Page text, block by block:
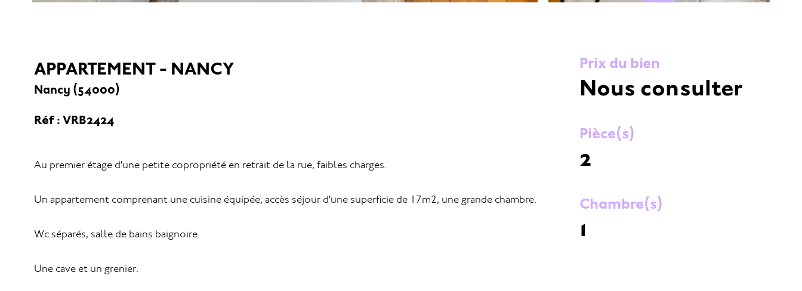
APPARTEMENT - NANCY
Nancy (54000)
Réf : VRB2424
Au premier étage d'une petite copropriété en retrait de la rue, faibles charges.
Un appartement comprenant une cuisine équipée, accès séjour d'une superficie de 17m2, une grande chambre.
Wc séparés, salle de bains baignoire.
Une cave et un grenier.
Prix du bien
Nous consulter
Pièce(s)
2
Chambre(s)
1